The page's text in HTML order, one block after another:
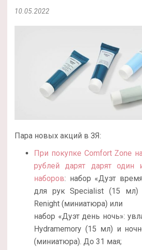
10.05.2022
Пара новых акций в ЗЯ:
При покупке Comfort Zone
рублей дарят дарят один
наборов: набор «Дуэт
для рук Specialist (15
Renight (миниатюра) или
набор «Дуэт день ночь»:
Hydramemory (15 мл) и
(миниатюра). До 31 мая;